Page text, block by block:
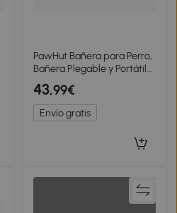
PawHut Bañera para Perro,
Bañera Plegable y Portátil
con Orificio de Drenaje,
para Perros Pequeños y
Cachorros, Gris
43,99€
Envío gratis